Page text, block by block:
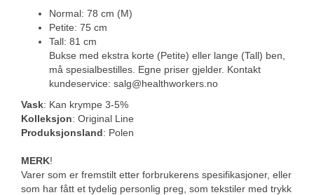
Normal: 78 cm (M)
Petite: 75 cm
Tall: 81 cm
Bukse med ekstra korte (Petite) eller lange (Tall) ben,
må spesialbestilles. Egne priser gjelder. Kontakt
kundeservice: salg@healthworkers.no
Vask: Kan krympe 3-5%
Kolleksjon: Original Line
Produksjonsland: Polen
MERK!
Varer som er fremstilt etter forbrukerens spesifikasjoner, eller
som har fått et tydelig personlig preg, som tekstiler med trykk